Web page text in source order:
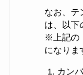
なお、テ
は、以下
※上記の
になりま
カン